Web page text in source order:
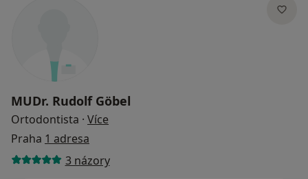
MUDr. Rudolf Göbel
Ortodontista · Více
Praha 1 adresa
3 názory